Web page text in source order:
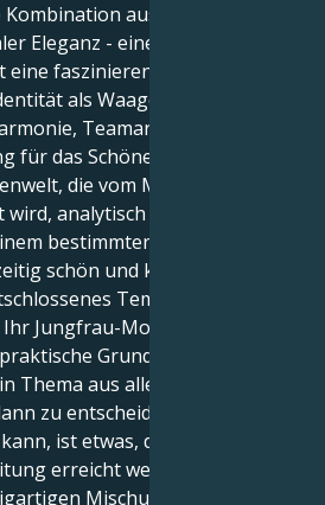
aus praktischem
Eleganz - eine Waage mit
faszinierende
als Waage ist geprägt
Teamarbeit und einer
für das Schöne. Gleichzeitig ist
die vom Mond und der
analytisch und vorsichtig
bestimmten Schutz. Diese
schön und kraftvoll. Da Sie
Temperament
Jungfrau-Mond eine
Grundlage, die Sie
Thema aus allen Blickwinkeln
zu entscheiden, wie man es
ist etwas, das durch
erreicht werden kann.
Mischung aus sozialer